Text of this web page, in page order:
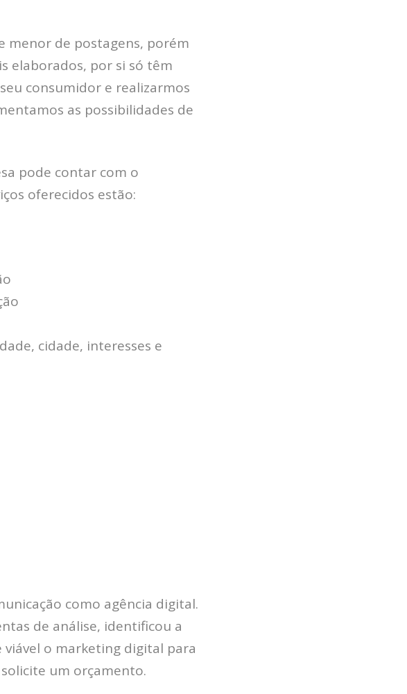
menor de postagens, porém
elaborados, por si só têm
consumidor e realizarmos
as possibilidades de
pode contar com o
oferecidos estão:
cidade, interesses e
como agência digital.
de análise, identificou a
o marketing digital para
um orçamento.